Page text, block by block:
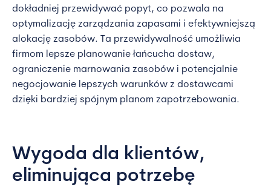
dokładniej przewidywać popyt, co pozwala na
optymalizację zarządzania zapasami i efektywniejszą
alokację zasobów. Ta przewidywalność umożliwia
firmom lepsze planowanie łańcucha dostaw,
ograniczenie marnowania zasobów i potencjalnie
negocjowanie lepszych warunków z dostawcami
dzięki bardziej spójnym planom zapotrzebowania.
Wygoda dla klientów,
eliminująca potrzebę